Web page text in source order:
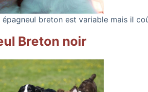
épagneul breton est variable mais il
Breton noir